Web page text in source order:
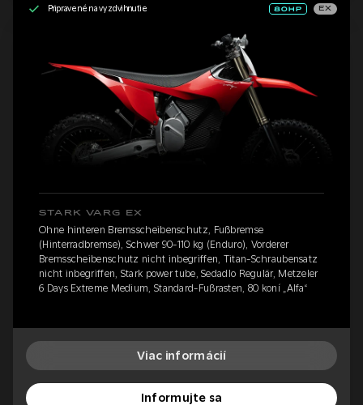
Pripravené na vyzdvihnutie EX
STARK VARG EX
Ohne hinteren Bremsscheibenschutz, Fußbremse
(Hinterradbremse), Schwer 90-110 kg (Enduro), Vorderer
Bremsscheibenschutz nicht inbegriffen, Titan-Schraubensatz
nicht inbegriffen, Stark power tube, Sedadlo Regulär, Metzeler
6 Days Extreme Medium, Standard-Fußrasten, 80 koní „Alfa“
Viac informácií
Informujte sa